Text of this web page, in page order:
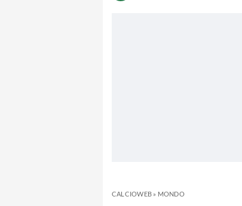
CALCIOWEB» MONDO